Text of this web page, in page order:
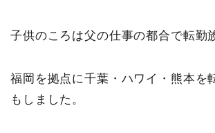
子供のころは父の仕事の都合で転勤
福岡を拠点に千葉・ハワイ・熊本を
もしました。